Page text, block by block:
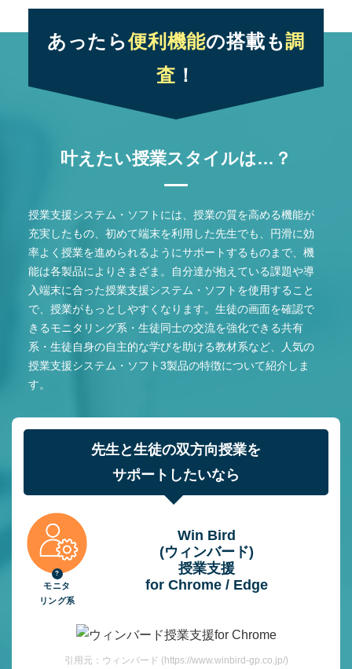
あったら便利機能の搭載も調
査 ！
叶えたい授業スタイルは…？
授業支援システム・ソフトには、授業の質を高める機能が
充実したもの、初めて端末を利用した先生でも、円滑に効
率よく授業を進められるようにサポートするものまで、機
能は各製品によりさまざま。自分達が抱えている課題や導
入端末に合った授業支援システム・ソフトを使用すること
で、授業がもっとしやすくなります。生徒の画面を確認で
きるモニタリング系・生徒同士の交流を強化できる共有
系・生徒自身の自主的な学びを助ける教材系など、人気の
授業支援システム・ソフト3製品の特徴について紹介しま
す。
先生と生徒の双方向授業を
サポートしたいなら
モニタ
リング系
Win Bird
(ウィンバード)
授業⽀援
for Chrome / Edge
引用元：ウィンバード (https://www.winbird-gp.co.jp/)